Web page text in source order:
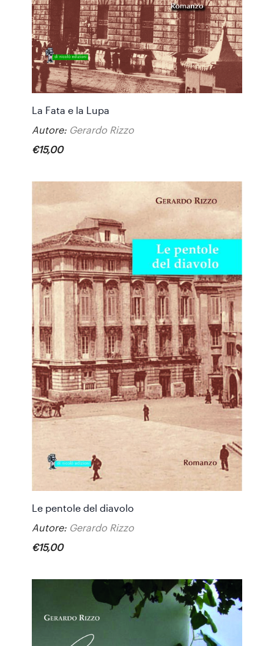
La Fata e la Lupa
Autore: Gerardo Rizzo
€15,00
Le pentole del diavolo
Autore: Gerardo Rizzo
€15,00